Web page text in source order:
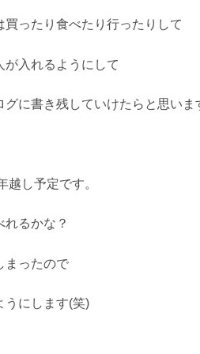
買ったり食べたり行ったりして
が入れるようにして
グに書き残していけたらと思いま
越し予定です。
れるかな？
まったので
うにします(笑)